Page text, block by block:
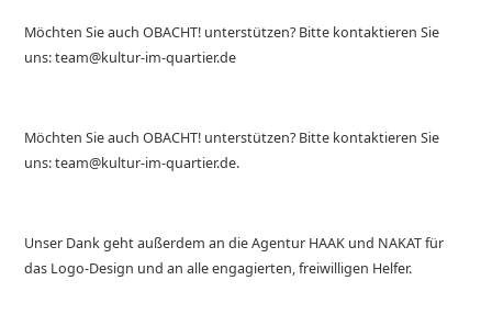
Möchten Sie auch OBACHT! unterstützen? Bitte kontaktieren Sie
uns: team@kultur-im-quartier.de
Möchten Sie auch OBACHT! unterstützen? Bitte kontaktieren Sie
uns: team@kultur-im-quartier.de.
Unser Dank geht außerdem an die Agentur HAAK und NAKAT für
das Logo-Design und an alle engagierten, freiwilligen Helfer.